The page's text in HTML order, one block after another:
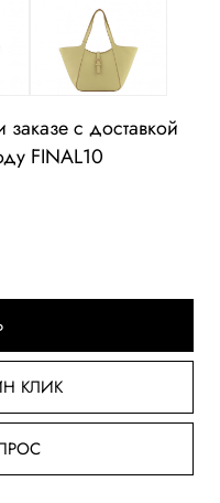
с доставкой
FINAL10
КЛИК